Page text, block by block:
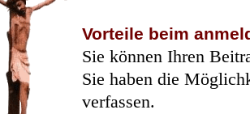
Vorteile beim
Sie können Ihren
Sie haben die
verfassen.